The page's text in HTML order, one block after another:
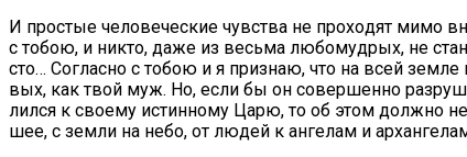
И про­стые че­ло­ве­че­ские чув­ства не про­хо­дят ми­мо
с то­бою, и ни­кто, да­же из весь­ма лю­бо­муд­рых, не
сто… Со­глас­но с то­бою и я при­знаю, что на всей
вых, как твой муж. Но, ес­ли бы он со­вер­шен­но
лил­ся к сво­е­му ис­тин­но­му Ца­рю, то об этом долж­но
шее, с зем­ли на небо, от лю­дей к ан­ге­лам и